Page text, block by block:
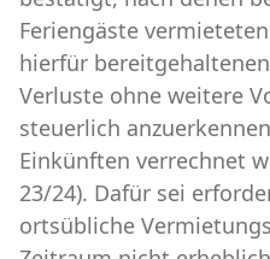
Feriengäste
hierfür
Verluste ohne weitere
steuerlich
Einkünften verrechnet
23/24). Dafür sei
ortsübliche